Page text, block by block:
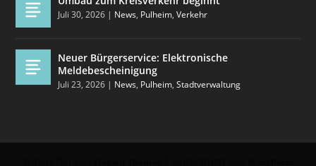
Juli 30, 2026 | News, Pulheim,Verkehr
Neuer Bürgerservice: Elektronische
Meldebescheinigung
Juli 23, 2026 | News, Pulheim,Stadtverwaltung